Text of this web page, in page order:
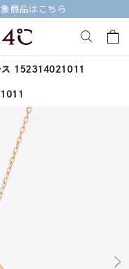
商品はこちら
ーワードで検索する
エタニティリング
ス 152314021011